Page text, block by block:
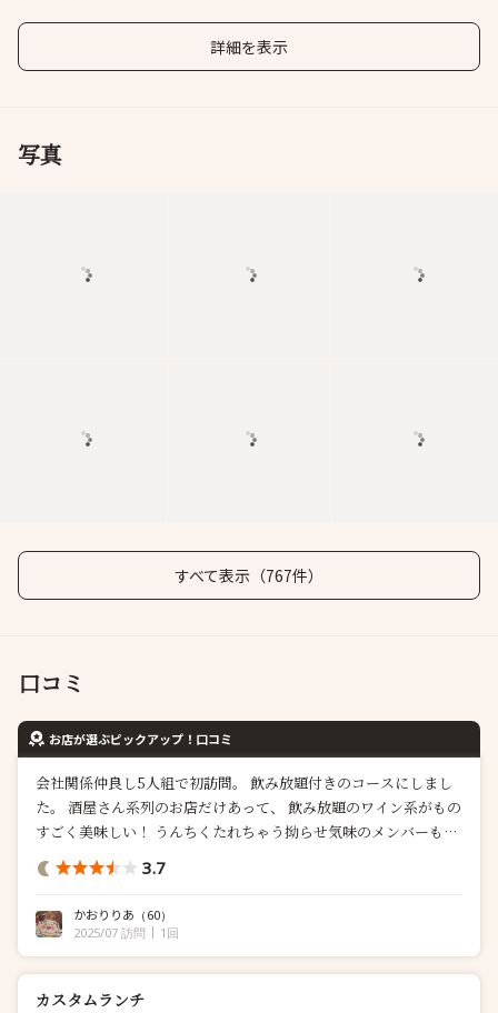
詳細を表示
写真
すべて表示（767件）
口コミ
お店が選ぶピックアップ！口コミ
会社関係仲良し5人組で初訪問。 飲み放題付きのコースにしまし
た。 酒屋さん系列のお店だけあって、 飲み放題のワイン系がもの
すごく美味しい！ うんちくたれちゃう拗らせ気味のメンバーも大
絶賛でした（笑） 前菜複数、メイン、パスタとお腹も満たされ、
メンバー気に入ってくれました。 虎ノ門ヒルズ駅から直結のビル
の地下？というか、、分かりやすいはずなのに ほぼみんな迷子に
なったの...
3.7
かおりりあ （60）
2025/07 訪問
1回
カスタムランチ